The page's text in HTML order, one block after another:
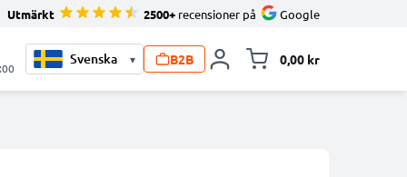
Utmärkt 2500+ recensioner på Google
▾ B2B 0,00 kr